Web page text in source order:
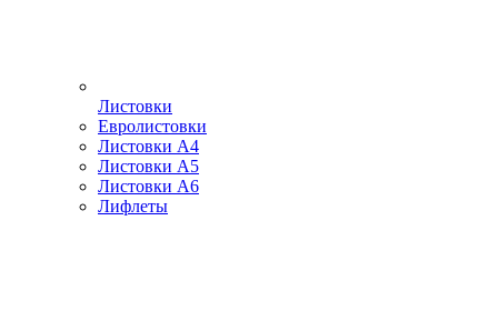
Листовки
Евролистовки
Листовки А4
Листовки А5
Листовки А6
Лифлеты